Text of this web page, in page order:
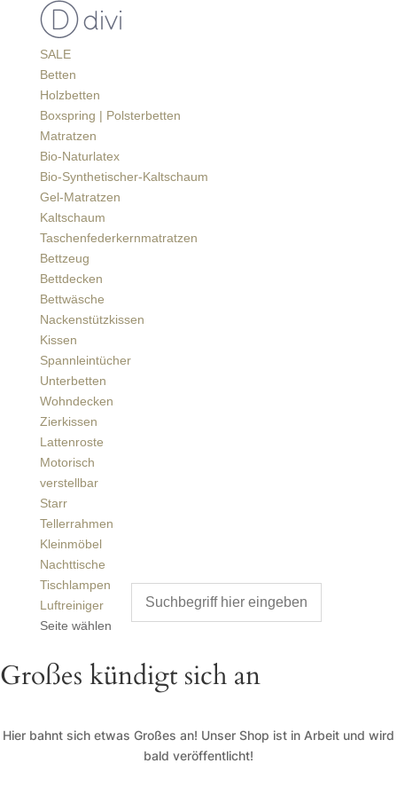
SALE
Betten
Holzbetten
Boxspring | Polsterbetten
Matratzen
Bio-Naturlatex
Bio-Synthetischer-Kaltschaum
Gel-Matratzen
Kaltschaum
Taschenfederkernmatratzen
Bettzeug
Bettdecken
Bettwäsche
Nackenstützkissen
Kissen
Spannleintücher
Unterbetten
Wohndecken
Zierkissen
Lattenroste
Motorisch
verstellbar
Starr
Tellerrahmen
Kleinmöbel
Nachttische
Tischlampen
Luftreiniger
Seite wählen
Großes kündigt sich an
Hier bahnt sich etwas Großes an! Unser Shop ist in Arbeit und wird
bald veröffentlicht!